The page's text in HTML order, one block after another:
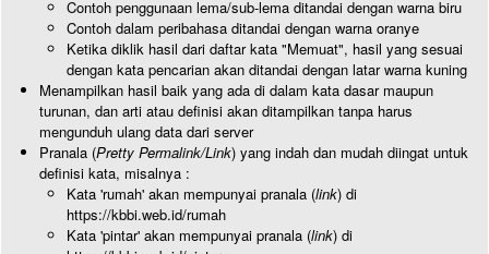
Contoh penggunaan lema/sub-lema ditandai dengan warna biru
Contoh dalam peribahasa ditandai dengan warna oranye
Ketika diklik hasil dari daftar kata "Memuat", hasil yang sesuai
dengan kata pencarian akan ditandai dengan latar warna kuning
Menampilkan hasil baik yang ada di dalam kata dasar maupun
turunan, dan arti atau definisi akan ditampilkan tanpa harus
mengunduh ulang data dari server
Pranala (Pretty Permalink/Link) yang indah dan mudah diingat untuk
definisi kata, misalnya :
Kata 'rumah' akan mempunyai pranala (link) di
https://kbbi.web.id/rumah
Kata 'pintar' akan mempunyai pranala (link) di